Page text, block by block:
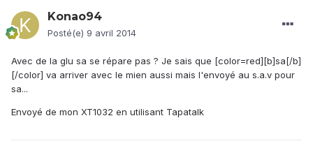
Konao94
Posté(e) 9 avril 2014
Avec de la glu sa se répare pas ? Je sais que [color=red][b]sa[/b]
[/color] va arriver avec le mien aussi mais l'envoyé au s.a.v pour
sa...
Envoyé de mon XT1032 en utilisant Tapatalk